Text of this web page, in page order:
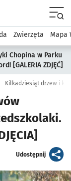
Środowisko we
Zwierzęta Mapa
Chopina w Parku
[GALERIA ZDJĘĆ]
Udostępnijartykuł